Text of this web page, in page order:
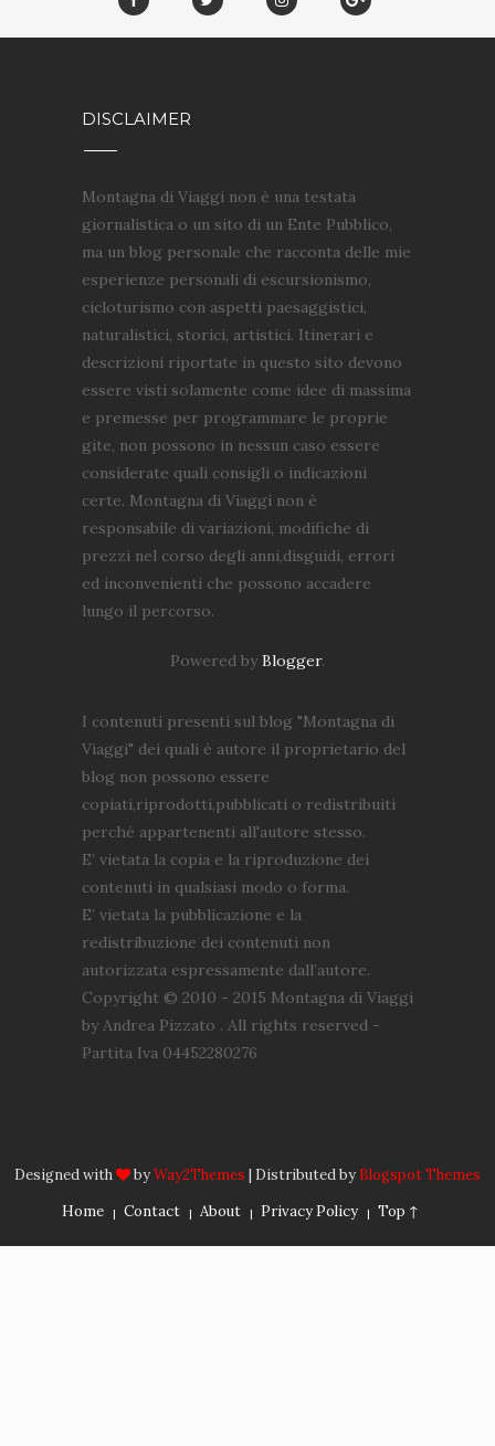
DISCLAIMER
Montagna di Viaggi non è una testata
giornalistica o un sito di un Ente Pubblico,
ma un blog personale che racconta delle mie
esperienze personali di escursionismo,
cicloturismo con aspetti paesaggistici,
naturalistici, storici, artistici. Itinerari e
descrizioni riportate in questo sito devono
essere visti solamente come idee di massima
e premesse per programmare le proprie
gite, non possono in nessun caso essere
considerate quali consigli o indicazioni
certe. Montagna di Viaggi non è
responsabile di variazioni, modifiche di
prezzi nel corso degli anni,disguidi, errori
ed inconvenienti che possono accadere
lungo il percorso.
Powered byBlogger.
I contenuti presenti sul blog "Montagna di
Viaggi" dei quali è autore il proprietario del
blog non possono essere
copiati,riprodotti,pubblicati o redistribuiti
perché appartenenti all'autore stesso.
E’ vietata la copia e la riproduzione dei
contenuti in qualsiasi modo o forma.
E’ vietata la pubblicazione e la
redistribuzione dei contenuti non
autorizzata espressamente dall’autore.
Copyright © 2010 - 2015 Montagna di Viaggi
by Andrea Pizzato . All rights reserved -
Partita Iva 04452280276
Designed with byWay2Themes | Distributed by Blogspot Themes
Home
Contact About Privacy Policy Top ↑